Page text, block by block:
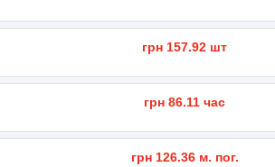
грн 157.92 шт
грн 86.11 час
грн 126.36м. пог.